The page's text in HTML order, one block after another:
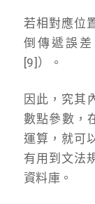
若相對應位
倒傳遞誤
[9]）。
因此，究其
數點參數，
運算，就可
有用到文法
資料庫。